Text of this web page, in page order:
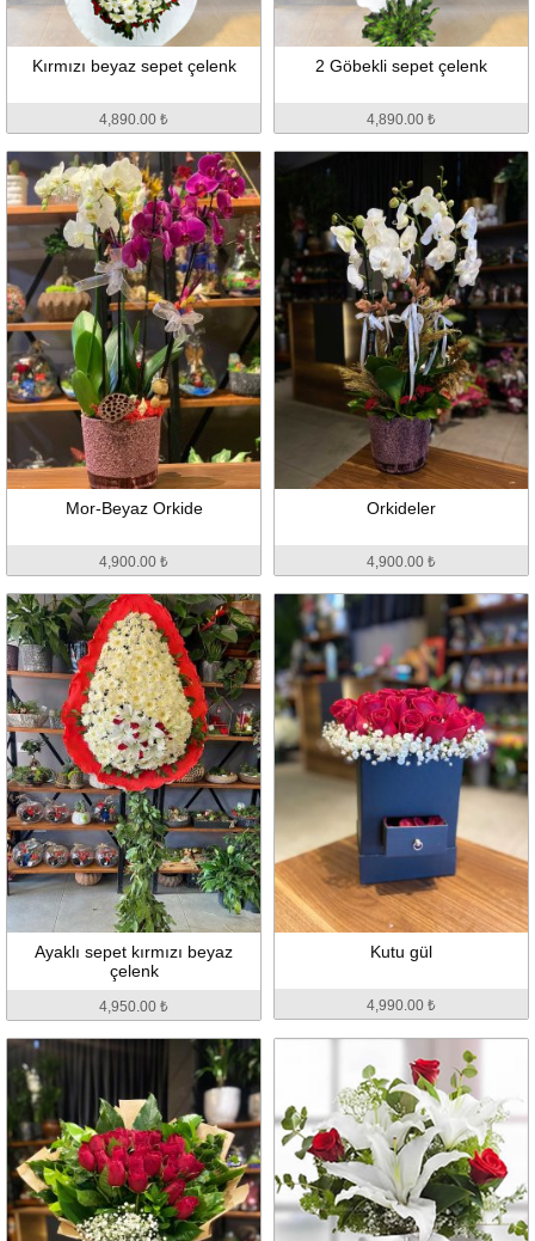
Kırmızı beyaz sepet çelenk
4,890.00 ₺
2 Göbekli sepet çelenk
4,890.00 ₺
Mor-Beyaz Orkide
4,900.00 ₺
Orkideler
4,900.00 ₺
Ayaklı sepet kırmızı beyaz
çelenk
4,950.00 ₺
Kutu gül
4,990.00 ₺